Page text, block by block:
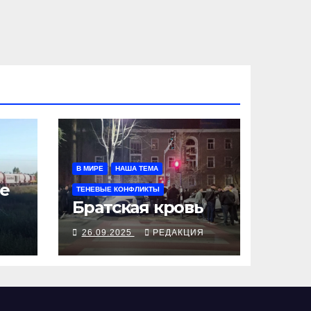
В МИРЕ НАША ТЕМА
ТЕНЕВЫЕ КОНФЛИКТЫ
Братская кровь
26.09.2025 РЕДАКЦИЯ